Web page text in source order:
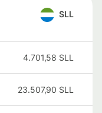
SLL
4.701,58 SLL
23.507,90 SLL